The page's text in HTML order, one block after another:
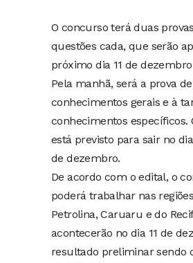
O concurso terá duas
questões cada, que serão
próximo dia 11 de
Pela manhã, será a prova de
conhecimentos gerais e à
conhecimentos específicos.
está previsto para sair no
de dezembro.
De acordo com o edital, o
poderá trabalhar nas
Petrolina, Caruaru e do
acontecerão no dia 11 de
resultado preliminar sendo